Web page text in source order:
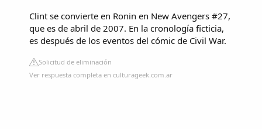
Clint se convierte en Ronin en New Avengers #27,
que es de abril de 2007. En la cronología ficticia,
es después de los eventos del cómic de Civil War.
Solicitud de eliminación
Ver respuesta completa en culturageek.com.ar